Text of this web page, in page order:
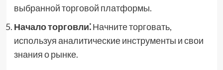
выбранной торговой платформы.
Начало торговли⁚Начните торговать,
используя аналитические инструменты и свои
знания о рынке.